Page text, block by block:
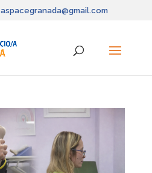
aspacegranada@gmail.com